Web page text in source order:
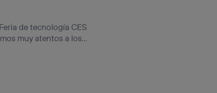
de tecnología CES
muy atentos a los...